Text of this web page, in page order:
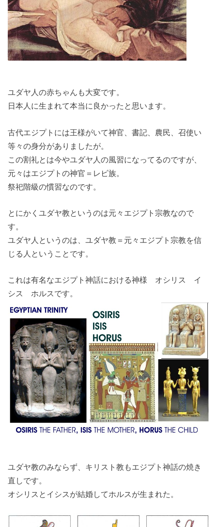
ユダヤ人の赤ちゃんも大変です。
日本人に生まれて本当に良かったと思います。
古代エジプトには王様がいて神官、書記、農民、召使い
等々の身分がありましたが。
この割礼とは今やユダヤ人の風習になってるのですが、
元々はエジプトの神官＝レビ族。
祭祀階級の慣習なのです。
とにかくユダヤ教というのは元々エジプト宗教なので
す。
ユダヤ人というのは、ユダヤ教＝元々エジプト宗教を信
じる人ということです。
これは有名なエジプト神話における神様 オシリス イ
シス ホルスです。
ユダヤ教のみならず、キリスト教もエジプト神話の焼き
直しです。
オシリスとイシスが結婚してホルスが生まれた。